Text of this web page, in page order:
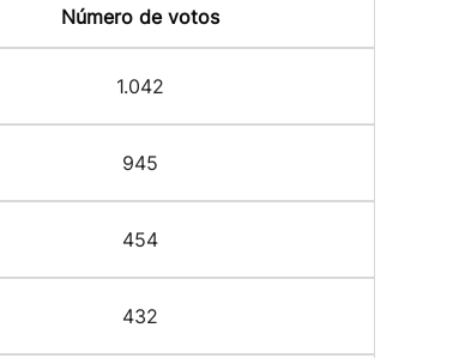
Número de votos
1.042
945
454
432